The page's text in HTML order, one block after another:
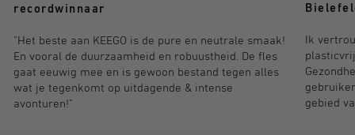
recordwinnaar
"Het beste aan KEEGO is de pure en neutrale smaak!
En vooral de duurzaamheid en robuustheid. De fles
gaat eeuwig mee en is gewoon bestand tegen alles
wat je tegenkomt op uitdagende & intense
avonturen!"
Ik
gebied